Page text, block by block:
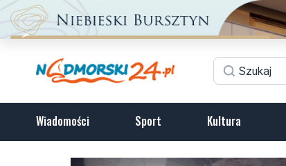
Wiadomości Sport Kultura